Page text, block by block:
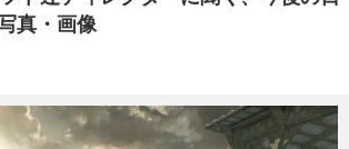
真・画像